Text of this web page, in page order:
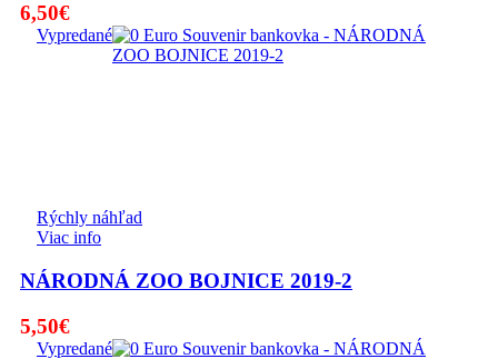
6,50€
Vypredané
Rýchly náhľad
Viac info
NÁRODNÁ ZOO BOJNICE 2019-2
5,50€
Vypredané